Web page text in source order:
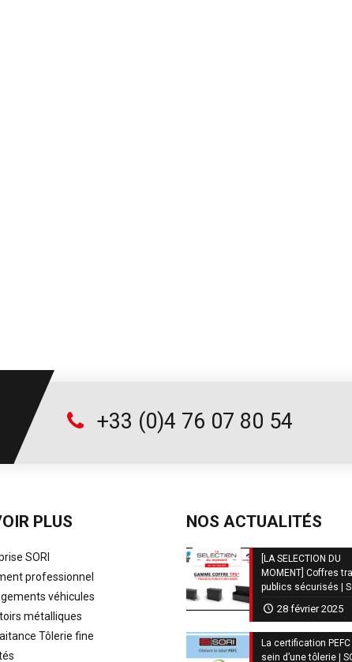
+33 (0)4 76 07 80 54
PLUS
SORI
professionnel
véhicules
métalliques
Tôlerie fine
NOS ACTUALITÉS
[LA SELECTION DU
MOMENT] Coffres
publics sécurisés |
28 février 2025
La certification PEFC
sein d’une tôlerie |